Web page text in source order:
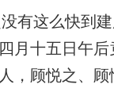
有这么快到
月十五日午
，顾悦之、顾